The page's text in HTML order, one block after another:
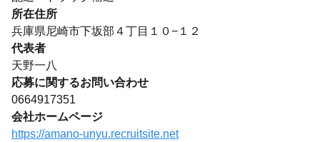
所在住所
兵庫県尼崎市下坂部４丁目１０−１２
代表者
天野一八
応募に関するお問い合わせ
0664917351
会社ホームページ
https://amano-unyu.recruitsite.net